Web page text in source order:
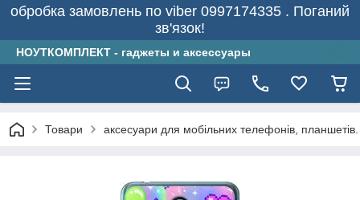
обробка замовлень по viber 0997174335 . Поганий
зв'язок!
НОУТКОМПЛЕКТ - гаджеты и аксессуары
Товари аксесуари для мобільних телефонів, планшетів.